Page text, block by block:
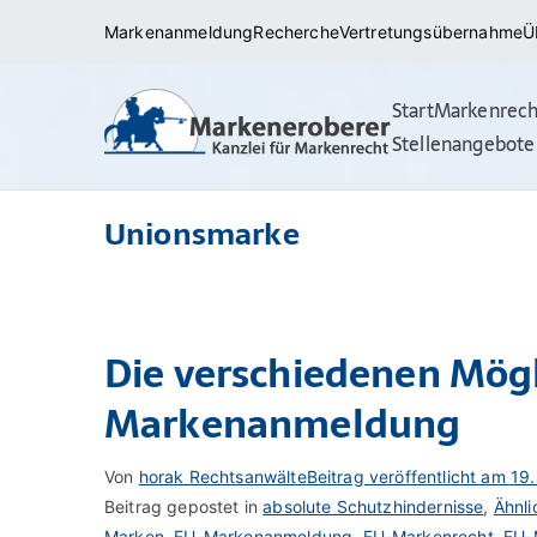
MarkenanmeldungRechercheVertretungsübernahme
Rechtsanwälte/
(internationale
Start
Stellenangebote
Unionsmarke
Die verschiedenen
Markenanmeldung
Von horak RechtsanwälteBeitrag veröffentlicht am
Beitrag gepostet inabsolute Schutzhindernisse,